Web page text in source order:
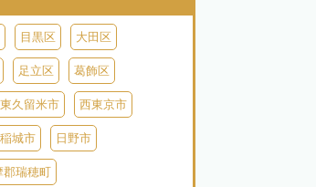
目黒区 大田区
足立区 葛飾区
東久留米市 西東京市
稲城市 日野市
郡瑞穂町